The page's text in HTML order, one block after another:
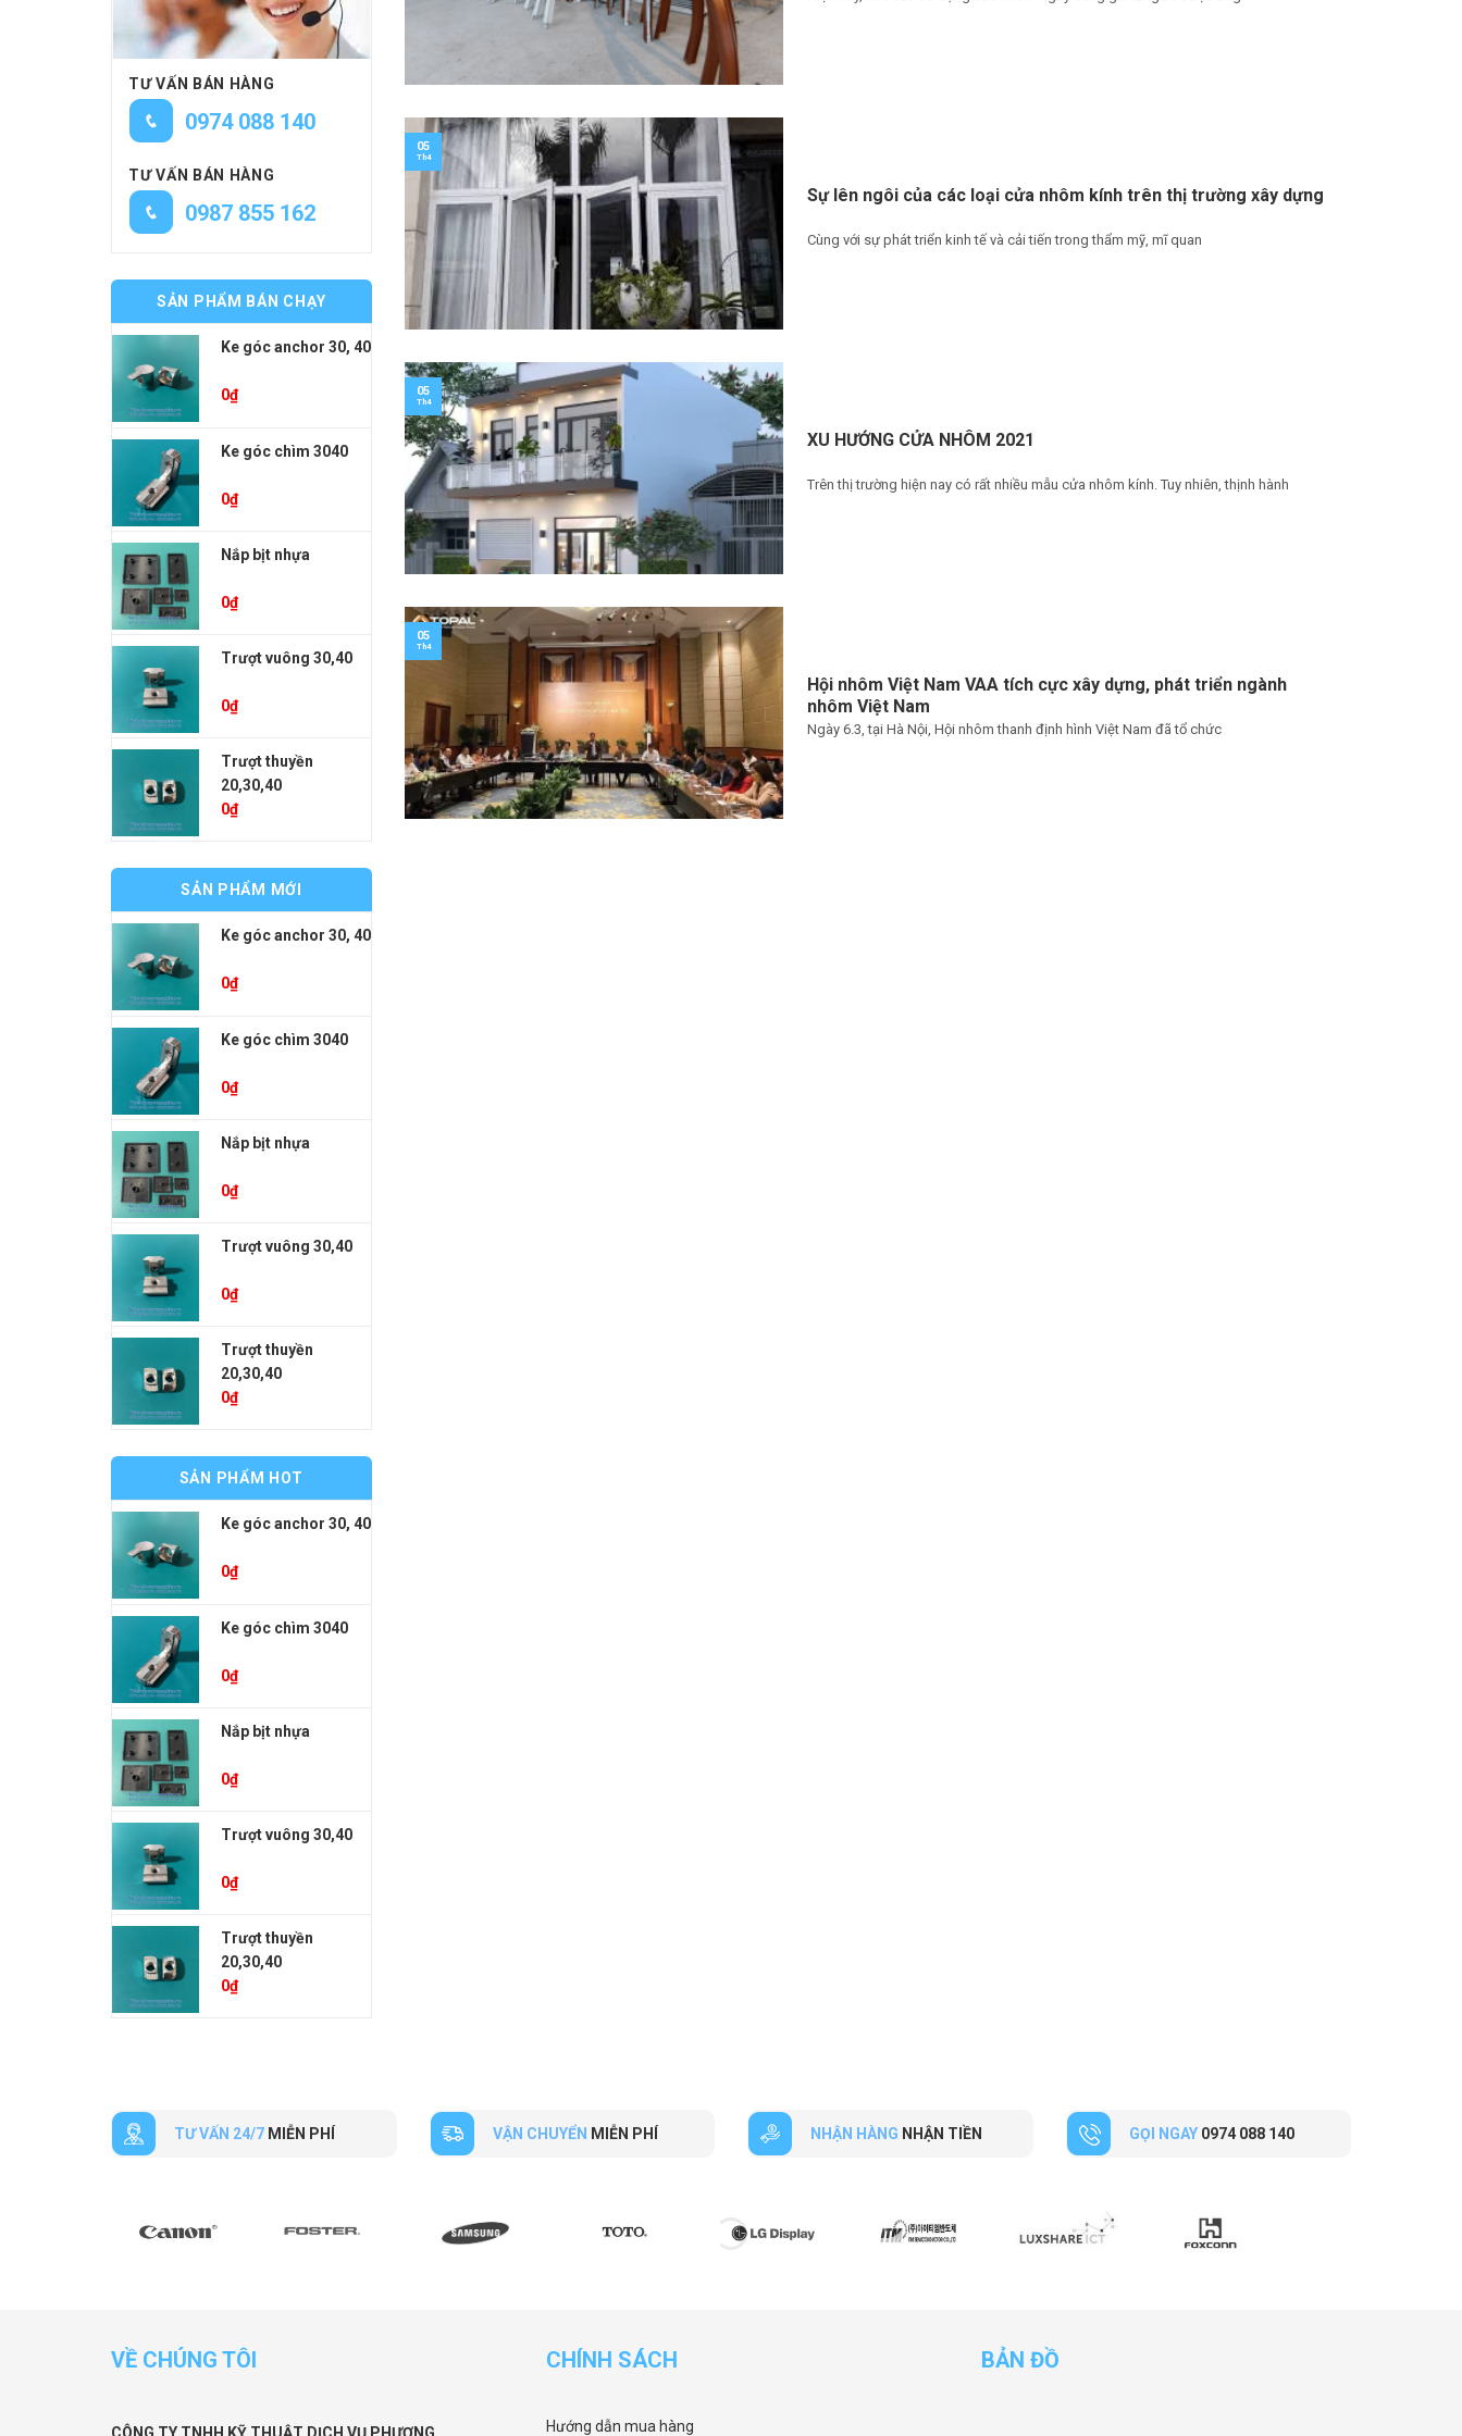
TƯ VẤN BÁN HÀNG
0974 088 140
TƯ VẤN BÁN HÀNG
0987 855 162
SẢN PHẨM BÁN CHẠY
Ke góc anchor 30, 40
0₫
Ke góc chìm 3040
0₫
Nắp bịt nhựa
0₫
Trượt vuông 30,40
0₫
Trượt thuyền
20,30,40
0₫
SẢN PHẨM MỚI
Ke góc anchor 30, 40
0₫
Ke góc chìm 3040
0₫
Nắp bịt nhựa
0₫
Trượt vuông 30,40
0₫
Trượt thuyền
20,30,40
0₫
SẢN PHẨM HOT
Ke góc anchor 30, 40
0₫
Ke góc chìm 3040
0₫
Nắp bịt nhựa
0₫
Trượt vuông 30,40
0₫
Trượt thuyền
20,30,40
0₫
Sự lên ngôi của các loại cửa nhôm kính trên thị trường xây dựng
Cùng với sự phát triển kinh tế và cải tiến trong thẩm mỹ, mĩ quan
05
Th4
XU HƯỚNG CỬA NHÔM 2021
Trên thị trường hiện nay có rất nhiều mẫu cửa nhôm kính. Tuy nhiên, thịnh hành
05
Th4
Hội nhôm Việt Nam VAA tích cực xây dựng, phát triển ngành
nhôm Việt Nam
Ngày 6.3, tại Hà Nội, Hội nhôm thanh định hình Việt Nam đã tổ chức
05
Th4
TƯ VẤN 24/7 MIỄN PHÍ VẬN CHUYỂN MIỄN PHÍ NHẬN HÀNG NHẬN TIỀN GỌI NGAY0974 088 140
VỀ CHÚNG TÔI CHÍNH SÁCH
Hướng dẫn mua hàng
BẢN ĐỒ